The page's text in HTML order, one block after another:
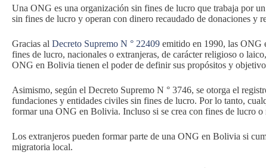
Una ONG es una organización sin fines de lucro que trabaja por
sin fines de lucro y operan con dinero recaudado de donaciones y
Gracias al Decreto Supremo N ° 22409 emitido en 1990, las ONG
fines de lucro, nacionales o extranjeras, de carácter religioso o
ONG en Bolivia tienen el poder de definir sus propósitos y
Asimismo, según el Decreto Supremo N ° 3746, se otorga el
fundaciones y entidades civiles sin fines de lucro. Por lo tanto,
formar una ONG en Bolivia. Incluso si se crea con fines de lucro o
Los extranjeros pueden formar parte de una ONG en Bolivia si
migratoria local.